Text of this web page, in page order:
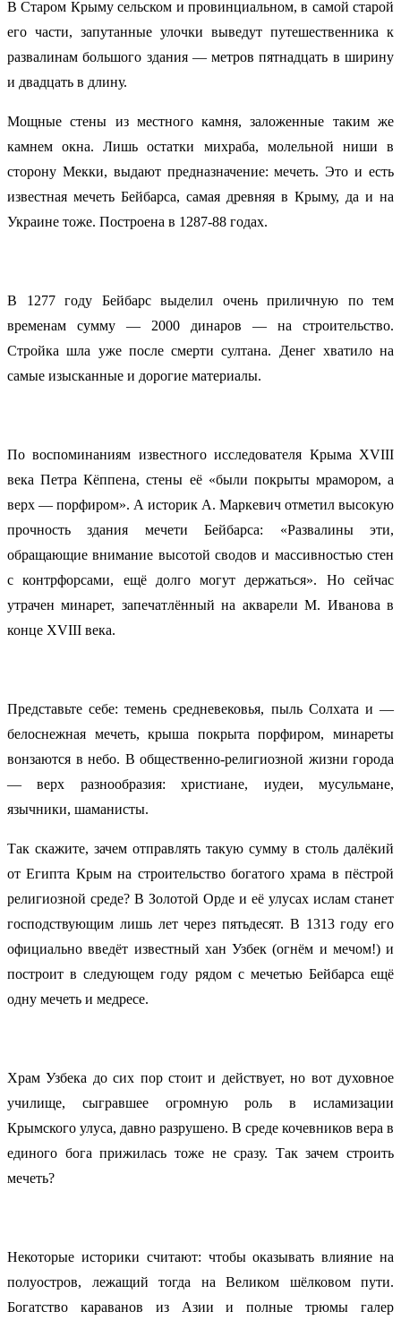
В Старом Крыму сельском и провинциальном, в самой старой
его части, запутанные улочки выведут путешественника к
развалинам большого здания — метров пятнадцать в ширину
и двадцать в длину.
Мощные стены из местного камня, заложенные таким же
камнем окна. Лишь остатки михраба, молельной ниши в
сторону Мекки, выдают предназначение: мечеть. Это и есть
известная мечеть Бейбарса, самая древняя в Крыму, да и на
Украине тоже. Построена в 1287-88 годах.
В 1277 году Бейбарс выделил очень приличную по тем
временам сумму — 2000 динаров — на строительство.
Стройка шла уже после смерти султана. Денег хватило на
самые изысканные и дорогие материалы.
По воспоминаниям известного исследователя Крыма XVIII
века Петра Кёппена, стены её «были покрыты мрамором, а
верх — порфиром». А историк А. Маркевич отметил высокую
прочность здания мечети Бейбарса: «Развалины эти,
обращающие внимание высотой сводов и массивностью стен
с контрфорсами, ещё долго могут держаться». Но сейчас
утрачен минарет, запечатлённый на акварели М. Иванова в
конце XVIII века.
Представьте себе: темень средневековья, пыль Солхата и —
белоснежная мечеть, крыша покрыта порфиром, минареты
вонзаются в небо. В общественно-религиозной жизни города
— верх разнообразия: христиане, иудеи, мусульмане,
язычники, шаманисты.
Так скажите, зачем отправлять такую сумму в столь далёкий
от Египта Крым на строительство богатого храма в пёстрой
религиозной среде? В Золотой Орде и её улусах ислам станет
господствующим лишь лет через пятьдесят. В 1313 году его
официально введёт известный хан Узбек (огнём и мечом!) и
построит в следующем году рядом с мечетью Бейбарса ещё
одну мечеть и медресе.
Храм Узбека до сих пор стоит и действует, но вот духовное
училище, сыгравшее огромную роль в исламизации
Крымского улуса, давно разрушено. В среде кочевников вера в
единого бога прижилась тоже не сразу. Так зачем строить
мечеть?
Некоторые историки считают: чтобы оказывать влияние на
полуостров, лежащий тогда на Великом шёлковом пути.
Богатство караванов из Азии и полные трюмы галер